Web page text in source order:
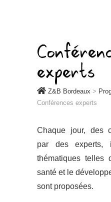
experts
Z&B Bordeaux >
Conférences experts
Chaque jour, des
par des experts,
thématiques telles
santé et le
sont proposées.